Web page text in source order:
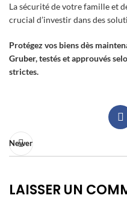
La sécurité de votre famille et
crucial d’investir dans des
Protégez vos biens dès
Gruber, testés et approuvés
strictes.
Newer
LAISSER UN